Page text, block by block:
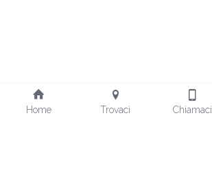
Home Trovaci Chiamaci